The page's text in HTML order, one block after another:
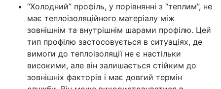
“Холодний” профіль, у порівнянні з “теплим”, не
має теплоізоляційного матеріалу між
зовнішнім та внутрішнім шарами профілю. Цей
тип профілю застосовується в ситуаціях, де
вимоги до теплоізоляції не є настільки
високими, але він залишається стійким до
зовнішніх факторів і має довгий термін